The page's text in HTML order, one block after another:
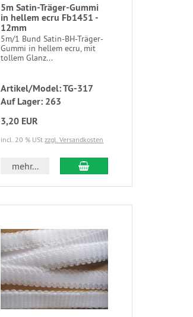
5m Satin-Träger-Gummi
in hellem ecru Fb1451 -
12mm
5m/1 Bund Satin-BH-Träger-
Gummi in hellem ecru, mit
tollem Glanz...
Artikel/Model: TG-317
Auf Lager: 263
3,20 EUR
incl. 20 % UStzzgl. Versandkosten
mehr...